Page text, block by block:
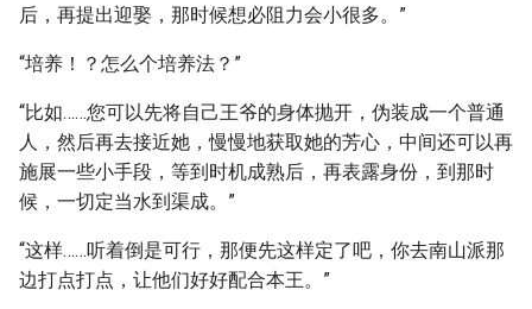
后，再提出迎娶，那时候想必阻力会小很多。”
“培养！？怎么个培养法？”
“比如……您可以先将自己王爷的身体抛开，伪装成一个普通
人，然后再去接近她，慢慢地获取她的芳心，中间还可以再
施展一些小手段，等到时机成熟后，再表露身份，到那时
候，一切定当水到渠成。”
“这样……听着倒是可行，那便先这样定了吧，你去南山派那
边打点打点，让他们好好配合本王。”